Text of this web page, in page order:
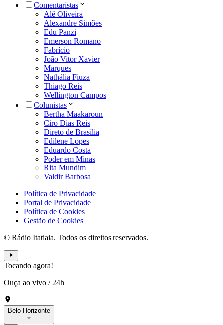
Comentaristas
Alê Oliveira
Alexandre Simões
Edu Panzi
Emerson Romano
Fabrício
João Vitor Xavier
Marques
Nathália Fiuza
Thiago Reis
Wellington Campos
Colunistas
Bertha Maakaroun
Ciro Dias Reis
Direto de Brasília
Edilene Lopes
Eduardo Costa
Poder em Minas
Rita Mundim
Valdir Barbosa
Política de Privacidade
Portal de Privacidade
Política de Cookies
Gestão de Cookies
© Rádio Itatiaia. Todos os direitos reservados.
Tocando agora!
Ouça ao vivo / 24h
Belo Horizonte